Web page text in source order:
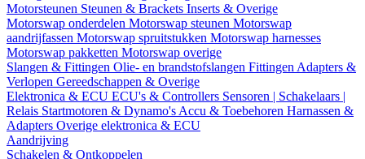
Motorsteunen Steunen & Brackets Inserts & Overige
Motorswap onderdelen Motorswap steunen Motorswap
aandrijfassen Motorswap spruitstukken Motorswap harnesses
Motorswap pakketten Motorswap overige
Slangen & Fittingen Olie- en brandstofslangen Fittingen Adapters &
Verlopen Gereedschappen & Overige
Elektronica & ECU ECU's & Controllers Sensoren | Schakelaars |
Relais Startmotoren & Dynamo's Accu & Toebehoren Harnassen &
Adapters Overige elektronica & ECU
Aandrijving
Schakelen & Ontkoppelen